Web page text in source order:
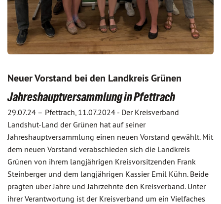
Neuer Vorstand bei den Landkreis Grünen
Jahreshauptversammlung in Pfettrach
29.07.24 – Pfettrach, 11.07.2024 - Der Kreisverband
Landshut-Land der Grünen hat auf seiner
Jahreshauptversammlung einen neuen Vorstand gewählt. Mit
dem neuen Vorstand verabschieden sich die Landkreis
Grünen von ihrem langjährigen Kreisvorsitzenden Frank
Steinberger und dem langjährigen Kassier Emil Kühn. Beide
prägten über Jahre und Jahrzehnte den Kreisverband. Unter
ihrer Verantwortung ist der Kreisverband um ein Vielfaches